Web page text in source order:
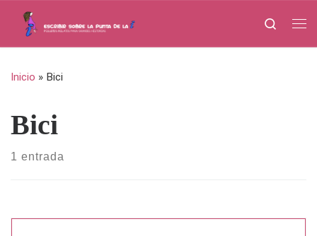
Saltar al contenido
Search
Inicio » Bici
Bici
1 entrada